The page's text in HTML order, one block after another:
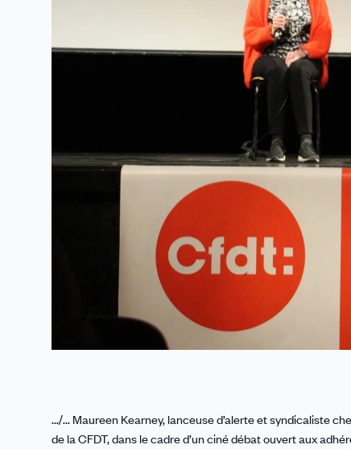
.../... Maureen Kearney, lanceuse d’alerte et syndicaliste
de la CFDT, dans le cadre d’un ciné débat ouvert aux